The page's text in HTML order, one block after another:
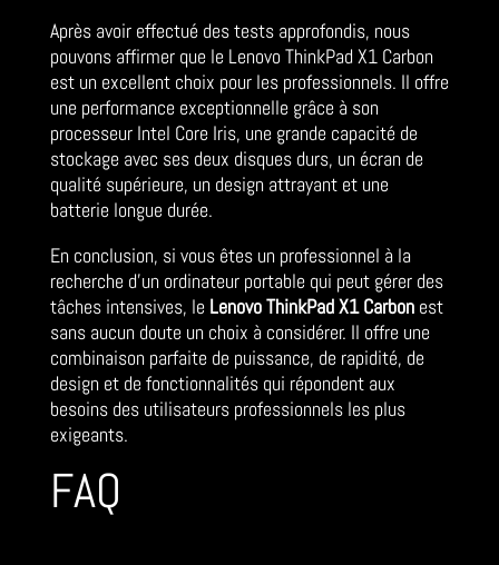
Après avoir effectué des tests approfondis, nous
pouvons affirmer que le Lenovo ThinkPad X1 Carbon
est un excellent choix pour les professionnels. Il offre
une performance exceptionnelle grâce à son
processeur Intel Core Iris, une grande capacité de
stockage avec ses deux disques durs, un écran de
qualité supérieure, un design attrayant et une
batterie longue durée.
En conclusion, si vous êtes un professionnel à la
recherche d’un ordinateur portable qui peut gérer des
tâches intensives, le Lenovo ThinkPad X1 Carbonest
sans aucun doute un choix à considérer. Il offre une
combinaison parfaite de puissance, de rapidité, de
design et de fonctionnalités qui répondent aux
besoins des utilisateurs professionnels les plus
exigeants.
FAQ